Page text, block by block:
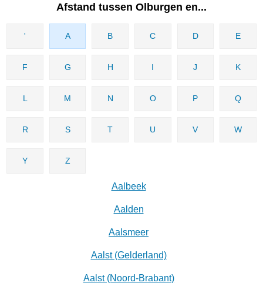
Afstand tussen Olburgen en...
' A B C D E
F G H I J K
L M N O P Q
R S T U V W
Y Z
Aalbeek
Aalden
Aalsmeer
Aalst (Gelderland)
Aalst (Noord-Brabant)